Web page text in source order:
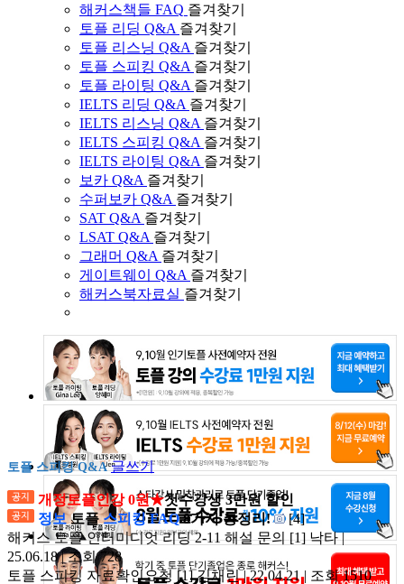
해커스책들 FAQ 즐겨찾기
토플 리딩 Q&A 즐겨찾기
토플 리스닝 Q&A 즐겨찾기
토플 스피킹 Q&A 즐겨찾기
토플 라이팅 Q&A 즐겨찾기
IELTS 리딩 Q&A 즐겨찾기
IELTS 리스닝 Q&A 즐겨찾기
IELTS 스피킹 Q&A 즐겨찾기
IELTS 라이팅 Q&A 즐겨찾기
보카 Q&A 즐겨찾기
수퍼보카 Q&A 즐겨찾기
SAT Q&A 즐겨찾기
LSAT Q&A 즐겨찾기
그래머 Q&A 즐겨찾기
게이트웨이 Q&A 즐겨찾기
해커스북자료실 즐겨찾기
토플 스피킹 Q&A 글쓰기
개정토플인강 0원★첫수강생 3만원 할인
정보토플스피킹 FAQ8가지 총정리!
[4]
해커스 토플 인터미디엇 리딩 2-11 해설 문의[1] 낙타 |
25.06.18 | 조회 728
토플 스피킹 자료확인요청 [1] 김채린 | 22.04.21 | 조회 1510